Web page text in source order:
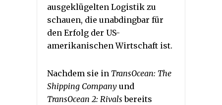
ausgeklügelten Logistik zu
schauen, die unabdingbar für
den Erfolg der US-
amerikanischen Wirtschaft ist.
Nachdem sie in TransOcean: The
Shipping Company und
TransOcean 2: Rivals bereits